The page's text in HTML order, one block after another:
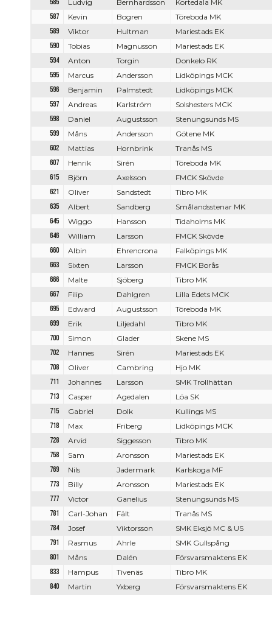
585
Ludvig Bernhardsson
Kortedala MK
587
Kevin Bogren
Töreboda MK
589
Viktor Hultman
Mariestads EK
590
Tobias Magnusson
Mariestads EK
594
Anton Torgin
Donkelo RK
595
Marcus Andersson
Lidköpings MCK
596
Benjamin Palmstedt
Lidköpings MCK
597
Andreas Karlström
Solshesters MCK
598
Daniel Augustsson
Stenungsunds MS
599
Måns Andersson
Götene MK
602
Mattias Hornbrink
Tranås MS
607
Henrik Sirén
Töreboda MK
615
Björn Axelsson
FMCK Skövde
621
Oliver Sandstedt
Tibro MK
635
Albert Sandberg
Smålandsstenar MK
645
Wiggo Hansson
Tidaholms MK
646
William Larsson
FMCK Skövde
660
Albin Ehrencrona
Falköpings MK
663
Sixten Larsson
FMCK Borås
666
Malte Sjöberg
Tibro MK
667
Filip Dahlgren
Lilla Edets MCK
695
Edward Augustsson
Töreboda MK
699
Erik Liljedahl
Tibro MK
700
Simon Glader
Skene MS
702
Hannes Sirén
Mariestads EK
708
Oliver Cambring
Hjo MK
711
Johannes Larsson
SMK Trollhättan
713
Casper Agedalen
Löa SK
715
Gabriel Dolk
Kullings MS
718
Max Friberg
Lidköpings MCK
728
Arvid Siggesson
Tibro MK
758
Sam Aronsson
Mariestads EK
769
Nils Jadermark
Karlskoga MF
773
Billy Aronsson
Mariestads EK
777
Victor Ganelius
Stenungsunds MS
781
Carl-Johan Fält
Tranås MS
784
Josef Viktorsson
SMK Eksjö MC & US
791
Rasmus Ahrle
SMK Gullspång
801
Måns Dalén
Försvarsmaktens EK
833
Hampus Tivenäs
Tibro MK
840
Martin Yxberg Försvarsmaktens EK